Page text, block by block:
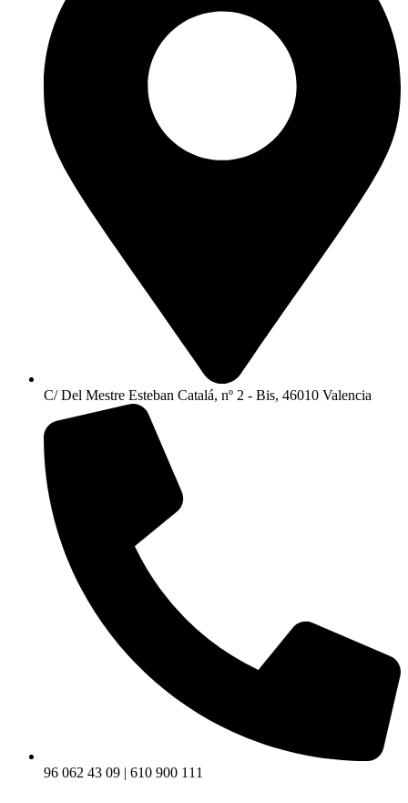
C/ Del Mestre Esteban Catalá, nº 2 - Bis, 46010 Valencia
96 062 43 09 | 610 900 111